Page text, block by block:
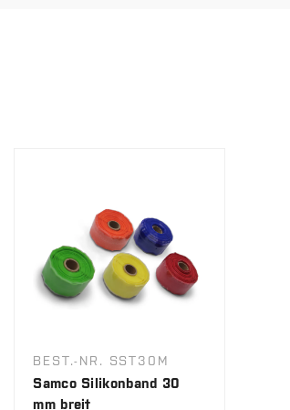
BEST.-NR. SST30M
Samco Silikonband 30
mm breit